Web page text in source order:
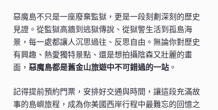
惡魔島不只是一座廢棄監獄，更是一段刻劃深刻的歷史
見證。從監獄高牆到逃獄傳說、從獄警生活到孤島海
景，每一處都讓人沉思過往、反思自由。無論你對歷史
有興趣、熱愛獨特景點、還是想拍攝陰森又壯麗的畫
面， 惡魔島都是舊金山旅遊中不可錯過的一站。
記得提前預約門票，安排好交通與時間，讓這段充滿故
事的島嶼旅程，成為你美國西岸行程中最難忘的回憶之